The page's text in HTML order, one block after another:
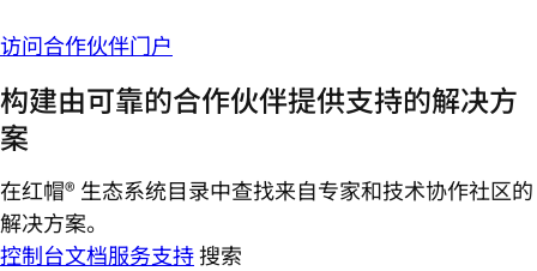
访问合作伙伴门户
构建由可靠的合作伙伴提供支持的解决方
案
在红帽® 生态系统目录中查找来自专家和技术协作社区的
解决方案。
控制台文档服务支持搜索